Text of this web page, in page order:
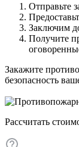
Отправьте
Заключим
Получите
Закажите
безопасность
Рассчитать